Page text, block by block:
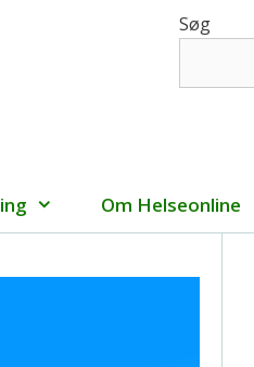
Søg
Om Helseonline